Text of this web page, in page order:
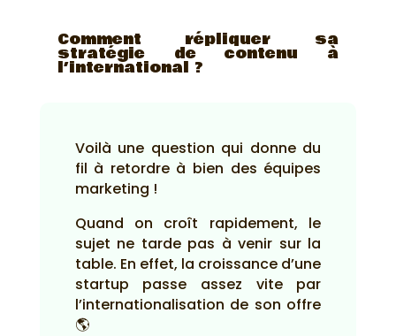
Comment répliquer sa
stratégie de contenu à
l’international ?
Voilà une question qui donne du
fil à retordre à bien des équipes
marketing !
Quand on croît rapidement, le
sujet ne tarde pas à venir sur la
table. En effet, la croissance d’une
startup passe assez vite par
l’internationalisation de son offre
🌎